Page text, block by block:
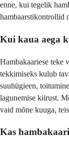
enne, kui tegelik
hambaarstikontrollid
Kui kaua aega
Hambakaariese teke
tekkimiseks kulub
suuhügieen,
lagunemise kiirust.
vaid mõne kuuga,
Kas